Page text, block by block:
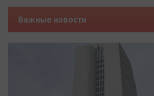
Важные новости